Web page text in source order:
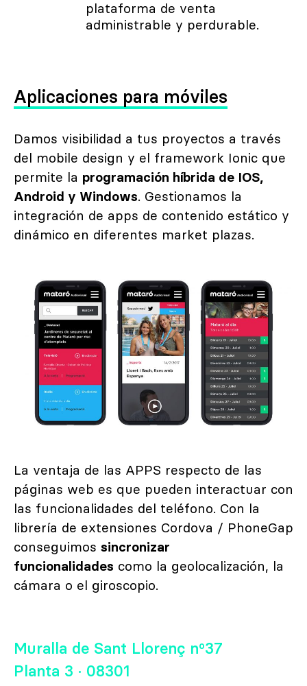
plataforma de venta
administrable y perdurable.
Aplicaciones para móviles
Damos visibilidad a tus proyectos a través
del mobile design y el framework Ionic que
permite la programación híbrida de IOS,
Android y Windows. Gestionamos la
integración de apps de contenido estático y
dinámico en diferentes market plazas.
La ventaja de las APPS respecto de las
páginas web es que pueden interactuar con
las funcionalidades del teléfono. Con la
librería de extensiones Cordova / PhoneGap
conseguimos sincronizar
funcionalidades como la geolocalización, la
cámara o el giroscopio.
Muralla de Sant Llorenç nº37
Planta 3 · 08301